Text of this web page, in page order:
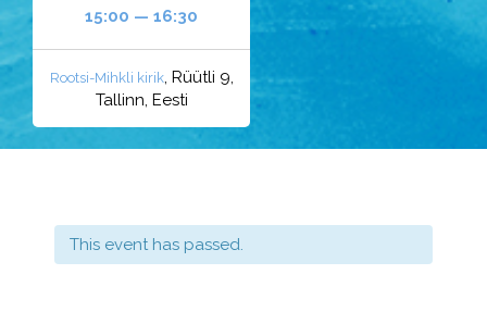
15:00 — 16:30
Rootsi-Mihkli kirik, Rüütli 9,
Tallinn, Eesti
This event has passed.